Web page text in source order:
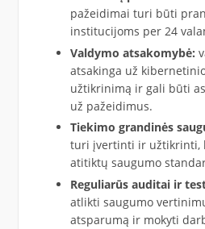
pažeidimai turi būti
institucijoms per 24
Valdymo atsakomybė:
atsakinga už
užtikrinimą ir gali būti
už pažeidimus.
Tiekimo grandinės
turi įvertinti ir užtikrinti,
atitiktų saugumo
Reguliarūs auditai ir
atlikti saugumo
atsparumą ir mokyti